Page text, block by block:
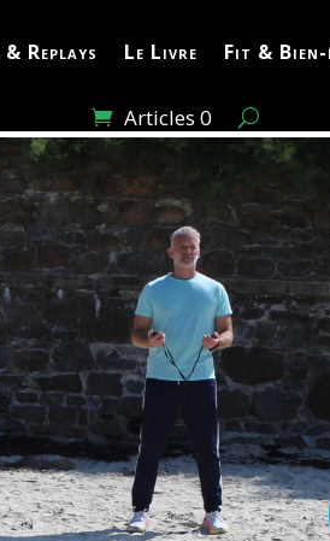
& Replays Le Livre Fit &
Articles 0